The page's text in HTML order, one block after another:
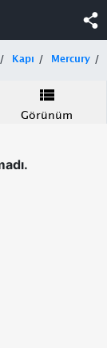
Kapı Mercury
Görünüm